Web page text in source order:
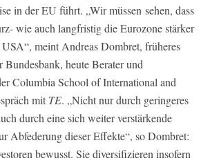
in der EU führt. „Wir müssen sehen, dass
wie auch langfristig die Eurozone stärker
meint Andreas Dombret, früheres
heute Berater und
Columbia School of International and
mit TE. „Nicht nur durch geringeres
durch eine sich weiter verstärkende
Abfederung dieser Effekte“, so Dombret:
bewusst. Sie diversifizieren insofern